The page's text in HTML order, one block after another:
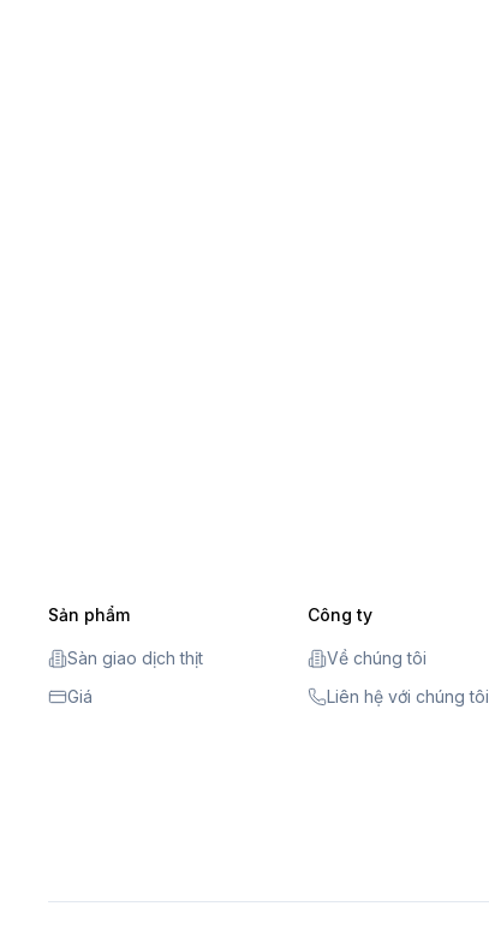
Sản phẩm
Sàn giao dịch thịt
Giá
Công ty
Về chúng tôi
Liên hệ với chúng tôi